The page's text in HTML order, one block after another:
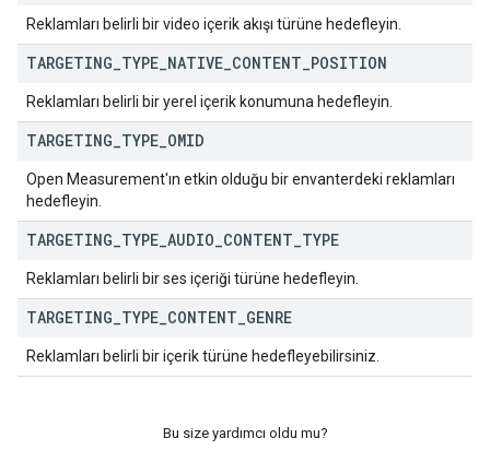
Reklamları belirli bir video içerik akışı türüne hedefleyin.
TARGETING TYPE NATIVE CONTENT POSITION
Reklamları belirli bir yerel içerik konumuna hedefleyin.
TARGETING TYPE OMID
Open Measurement'ın etkin olduğu bir envanterdeki reklamları
hedefleyin.
TARGETING TYPE AUDIO CONTENT TYPE
Reklamları belirli bir ses içeriği türüne hedefleyin.
TARGETING TYPE CONTENT GENRE
Reklamları belirli bir içerik türüne hedefleyebilirsiniz.
Bu size yardımcı oldu mu?